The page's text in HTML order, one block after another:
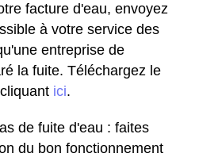
facture d'eau, envoyez
à votre service des
entreprise de
la fuite. Téléchargez le
ici.
de fuite d'eau : faites
du bon fonctionnement